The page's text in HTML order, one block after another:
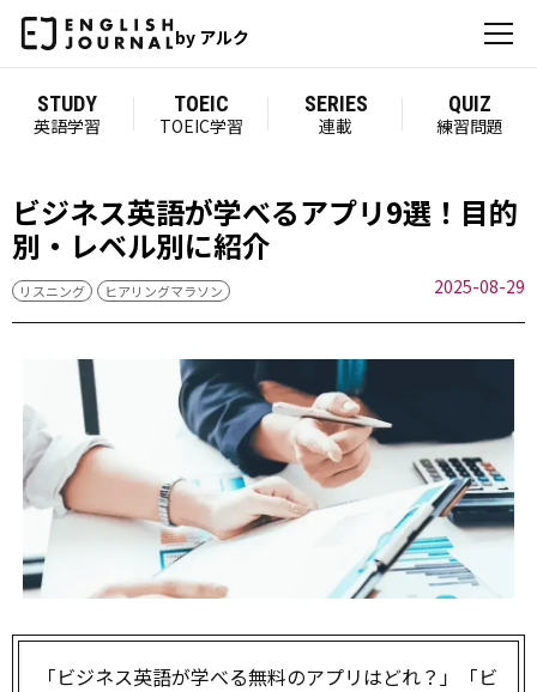
by アルク
STUDY
英語学習
TOEIC
TOEIC学習
SERIES
連載
QUIZ
練習問題
ビジネス英語が学べるアプリ9選！目的
別・レベル別に紹介
リスニング ヒアリングマラソン 2025-08-29
「ビジネス英語が学べる無料のアプリはどれ？」「ビ